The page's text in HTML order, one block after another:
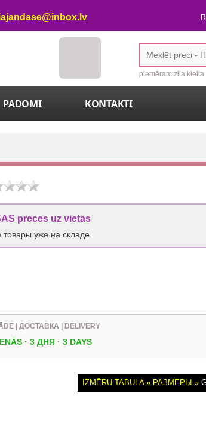
piemēram:zila
PADOMI KONTAKTI
preces uz vietas
товары уже на складе
| ДОСТАВКА | DELIVERY
· 3 ДНЯ · 3 DAYS
IZMĒRU TABULA » РАЗМЕРЫ »